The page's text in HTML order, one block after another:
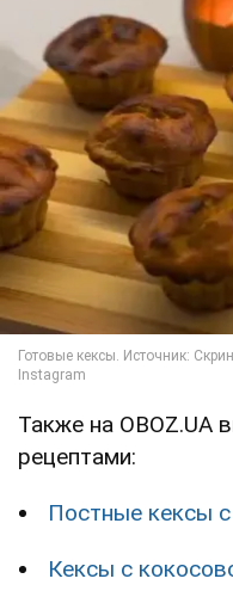
Также на OBOZ.UA
рецептами:
Постные кексы
Кексы с